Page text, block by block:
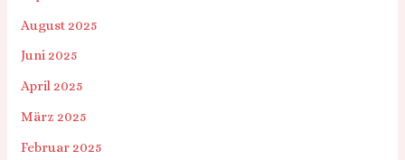
August 2025
Juni 2025
April 2025
März 2025
Februar 2025